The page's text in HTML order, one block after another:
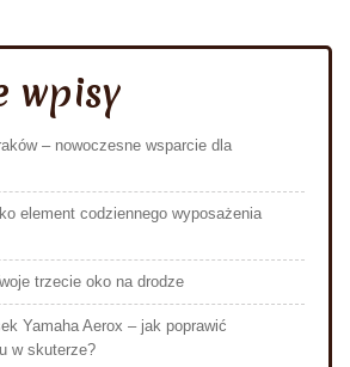
wpisy
– nowoczesne wsparcie dla
element codziennego wyposażenia
trzecie oko na drodze
Yamaha Aerox – jak poprawić
w skuterze?